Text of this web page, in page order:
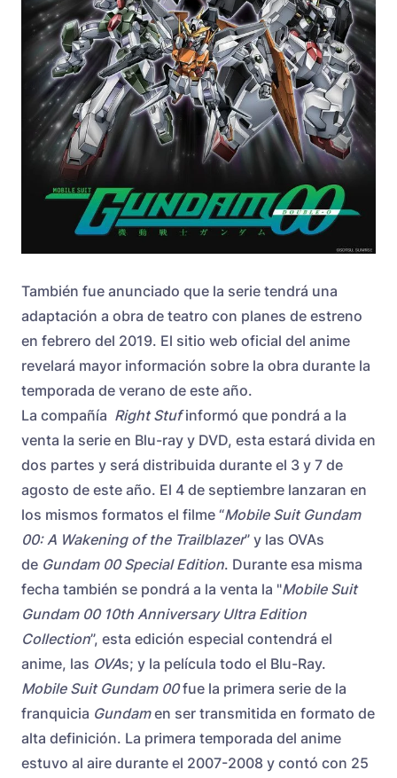
También fue anunciado que la serie tendrá una
adaptación a obra de teatro con planes de estreno
en febrero del 2019. El sitio web oficial del anime
revelará mayor información sobre la obra durante la
temporada de verano de este año.
La compañía Right Stufinformó que pondrá a la
venta la serie en Blu-ray y DVD, esta estará divida en
dos partes y será distribuida durante el 3 y 7 de
agosto de este año. El 4 de septiembre lanzaran en
los mismos formatos el filme “Mobile Suit Gundam
00: A Wakening of the Trailblazer” y las OVAs
de Gundam 00 Special Edition. Durante esa misma
fecha también se pondrá a la venta la "Mobile Suit
Gundam 00 10th Anniversary Ultra Edition
Collection”, esta edición especial contendrá el
anime, las OVAs; y la película todo el Blu-Ray.
Mobile Suit Gundam 00fue la primera serie de la
franquicia Gundamen ser transmitida en formato de
alta definición. La primera temporada del anime
estuvo al aire durante el 2007-2008 y contó con 25